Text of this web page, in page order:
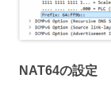
NAT64の設定